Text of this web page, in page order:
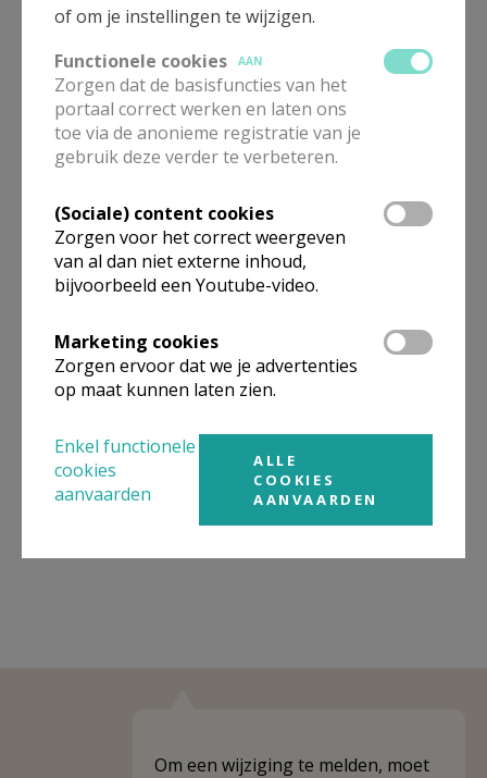
Organisatiestructuur
Niet gevonden wat je zocht? Hier vind je links naar de
gegevens van andere organisaties op het boven-,
Behoort tot
PE Heiligen Jacobus & Antonius
PE Heiligen Jacobus & Antonius
Om een wijziging te melden, moet
of om je instellingen te wijzigen.
Functionele cookies
AAN
Zorgen dat de basisfuncties van het
portaal correct werken en laten ons
toe via de anonieme registratie van je
gebruik deze verder te verbeteren.
(Sociale) content cookies
Zorgen voor het correct weergeven
van al dan niet externe inhoud,
bijvoorbeeld een Youtube-video.
Marketing cookies
Zorgen ervoor dat we je advertenties
op maat kunnen laten zien.
Enkel functionele
cookies
aanvaarden
ALLE
COOKIES
AANVAARDEN